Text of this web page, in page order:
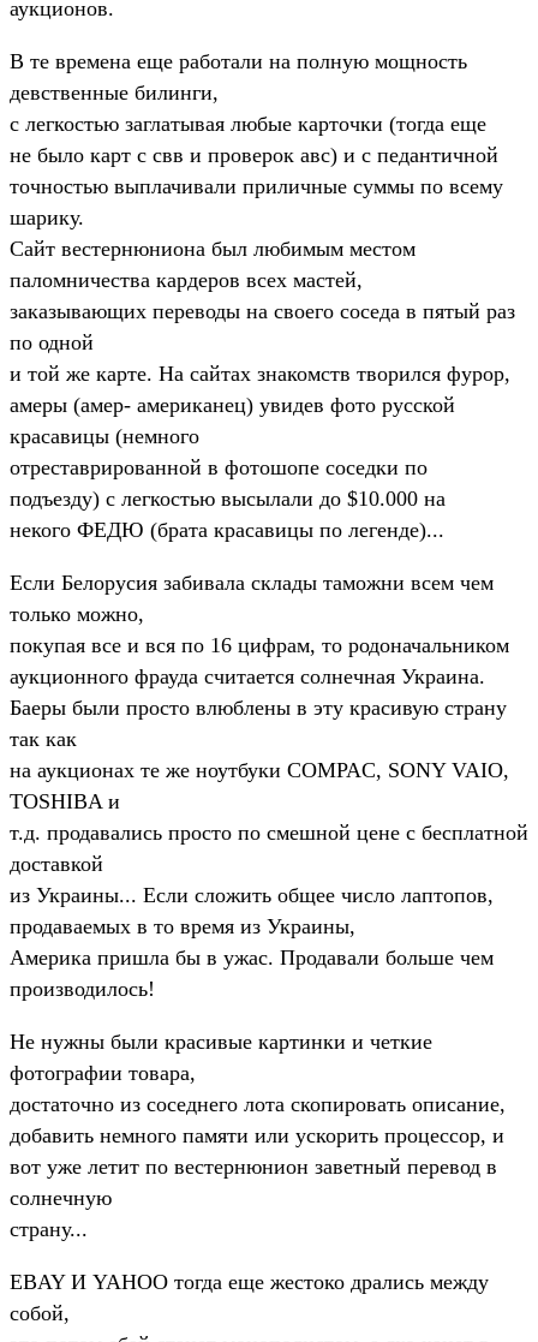
аукционов.
В те времена еще работали на полную мощность
девственные билинги,
с легкостью заглатывая любые карточки (тогда еще
не было карт с свв и проверок авс) и с педантичной
точностью выплачивали приличные суммы по всему
шарику.
Сайт вестернюниона был любимым местом
паломничества кардеров всех мастей,
заказывающих переводы на своего соседа в пятый раз
по одной
и той же карте. На сайтах знакомств творился фурор,
амеры (амер- американец) увидев фото русской
красавицы (немного
отреставрированной в фотошопе соседки по
подъезду) с легкостью высылали до $10.000 на
некого ФЕДЮ (брата красавицы по легенде)...
Если Белорусия забивала склады таможни всем чем
только можно,
покупая все и вся по 16 цифрам, то родоначальником
аукционного фрауда считается солнечная Украина.
Баеры были просто влюблены в эту красивую страну
так как
на аукционах те же ноутбуки COMPAC, SONY VAIO,
TOSHIBA и
т.д. продавались просто по смешной цене с бесплатной
доставкой
из Украины... Если сложить общее число лаптопов,
продаваемых в то время из Украины,
Америка пришла бы в ужас. Продавали больше чем
производилось!
Не нужны были красивые картинки и четкие
фотографии товара,
достаточно из соседнего лота скопировать описание,
добавить немного памяти или ускорить процессор, и
вот уже летит по вестернюнион заветный перевод в
солнечную
страну...
EBAY И YAHOO тогда еще жестоко дрались между
собой,